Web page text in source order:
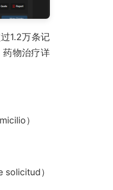
1.2万条记
药物治疗详
）
）